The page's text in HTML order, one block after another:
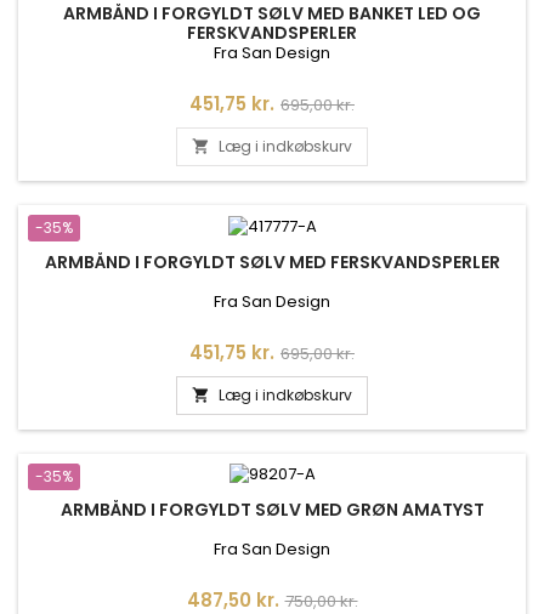
ARMBÅND I FORGYLDT SØLV MED BANKET LED OG
FERSKVANDSPERLER
Fra San Design
Pris
451,75 kr. Normalpris
695,00 kr.
 Læg i indkøbskurv
-35%
ARMBÅND I FORGYLDT SØLV MED FERSKVANDSPERLER
Fra San Design
Pris
451,75 kr. Normalpris
695,00 kr.
 Læg i indkøbskurv
-35%
ARMBÅND I FORGYLDT SØLV MED GRØN AMATYST
Fra San Design
Pris
487,50 kr. Normalpris
750,00 kr.